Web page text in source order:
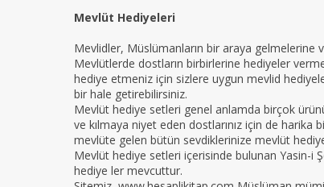
Mevlüt Hediyeleri
Mevlidler, Müslümanların bir araya gelmelerine
Mevlütlerde dostların birbirlerine hediyeler
hediye etmeniz için sizlere uygun mevlid
bir hale getirebilirsiniz.
Mevlüt hediye setleri genel anlamda birçok
ve kılmaya niyet eden dostlarınız için de
mevlüte gelen bütün sevdiklerinize mevlüt
Mevlüt hediye setleri içerisinde bulunan Yasin-
hediye ler mevcuttur.